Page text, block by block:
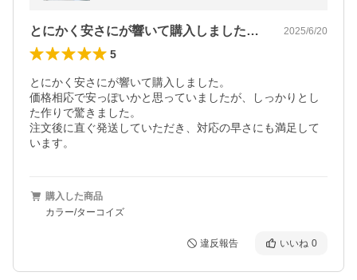
とにかく安さにが響いて購入しました。価… 2025/6/20
5
とにかく安さにが響いて購入しました。
価格相応で安っぽいかと思っていましたが、しっかりとし
た作りで驚きました。
注文後に直ぐ発送していただき、対応の早さにも満足して
います。
購入した商品
カラー/ターコイズ
違反報告 いいね 0